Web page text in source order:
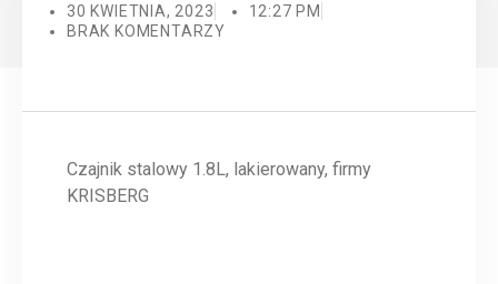
30 KWIETNIA, 2023
12:27 PM
BRAK KOMENTARZY
Czajnik stalowy 1.8L, lakierowany, firmy
KRISBERG